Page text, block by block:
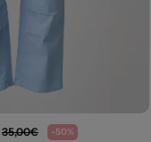
35,00€ -50%